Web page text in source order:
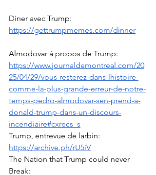
Diner avec Trump:
https://gettrumpmemes.com/dinner
Almodovar à propos de Trump:
https://www.journaldemontreal.com/20
25/04/29/vous-resterez-dans-lhistoire-
comme-la-plus-grande-erreur-de-notre-
temps-pedro-almodovar-sen-prend-a-
donald-trump-dans-un-discours-
incendiaire#cxrecs_s
Trump, entrevue de larbin:
https://archive.ph/rU5iV
The Nation that Trump could never
Break: